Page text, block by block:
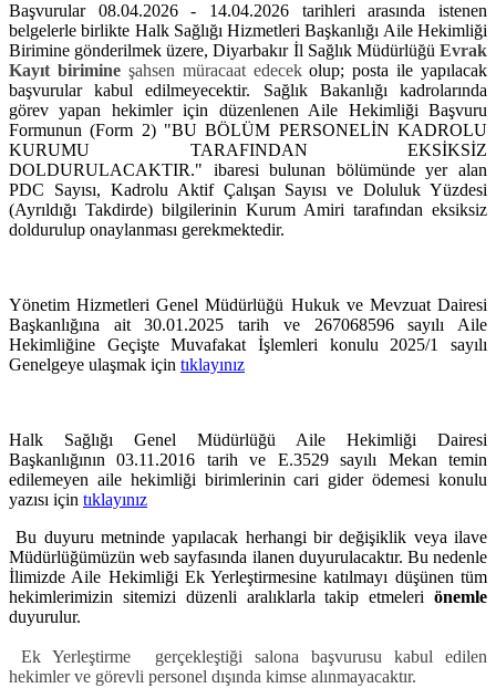
Başvurular 08.04.2026 - 14.04.2026 tarihleri arasında istenen
belgelerle birlikte Halk Sağlığı Hizmetleri Başkanlığı Aile Hekimliği
Birimine gönderilmek üzere, Diyarbakır İl Sağlık Müdürlüğü Evrak
Kayıt birimineşahsen müracaat edecekolup; posta ile yapılacak
başvurular kabul edilmeyecektir. Sağlık Bakanlığı kadrolarında
görev yapan hekimler için düzenlenen Aile Hekimliği Başvuru
Formunun (Form 2) "BU BÖLÜM PERSONELİN KADROLU
KURUMU TARAFINDAN EKSİKSİZ
DOLDURULACAKTIR." ibaresi bulunan bölümünde yer alan
PDC Sayısı, Kadrolu Aktif Çalışan Sayısı ve Doluluk Yüzdesi
(Ayrıldığı Takdirde) bilgilerinin Kurum Amiri tarafından eksiksiz
doldurulup onaylanması gerekmektedir.
Yönetim Hizmetleri Genel Müdürlüğü Hukuk ve Mevzuat Dairesi
Başkanlığına ait 30.01.2025 tarih ve 267068596 sayılı Aile
Hekimliğine Geçişte Muvafakat İşlemleri konulu 2025/1 sayılı
Genelgeye ulaşmak için tıklayınız
Halk Sağlığı Genel Müdürlüğü Aile Hekimliği Dairesi
Başkanlığının 03.11.2016 tarih ve E.3529 sayılı Mekan temin
edilemeyen aile hekimliği birimlerinin cari gider ödemesi konulu
yazısı için tıklayınız
Bu duyuru metninde yapılacak herhangi bir değişiklik veya ilave
Müdürlüğümüzün web sayfasında ilanen duyurulacaktır. Bu nedenle
İlimizde Aile Hekimliği Ek Yerleştirmesine katılmayı düşünen tüm
hekimlerimizin sitemizi düzenli aralıklarla takip etmeleri önemle
duyurulur.
Ek Yerleştirme gerçekleştiği salona başvurusu kabul edilen
hekimler ve görevli personel dışında kimse alınmayacaktır.